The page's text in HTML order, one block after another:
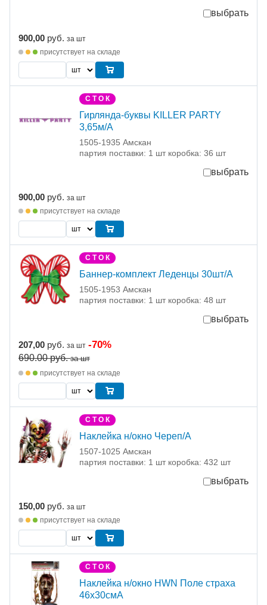
выбрать
900,00 руб. за шт
присутствует на складе
С Т О К
Гирлянда-буквы KILLER PARTY
3,65м/A
1505-1935 Амскан
партия поставки: 1 шт коробка: 36 шт
выбрать
900,00 руб. за шт
присутствует на складе
С Т О К
Баннер-комплект Леденцы 30шт/А
1505-1953 Амскан
партия поставки: 1 шт коробка: 48 шт
выбрать
207,00 руб. за шт -70%
690.00руб. за шт
присутствует на складе
С Т О К
Наклейка н/окно Череп/А
1507-1025 Амскан
партия поставки: 1 шт коробка: 432 шт
выбрать
150,00 руб. за шт
присутствует на складе
С Т О К
Наклейка н/окно HWN Поле страха
46х30смA